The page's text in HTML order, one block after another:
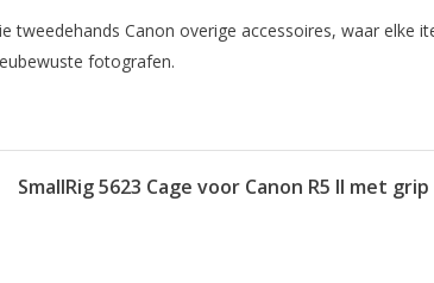
tweedehands Canon overige accessoires, waar elke
fotografen.
SmallRig 5623 Cage voor Canon R5 II met grip